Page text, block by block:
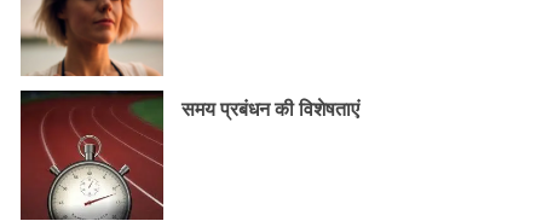
समय प्रबंधन की विशेषताएं